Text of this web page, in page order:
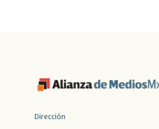
Dirección